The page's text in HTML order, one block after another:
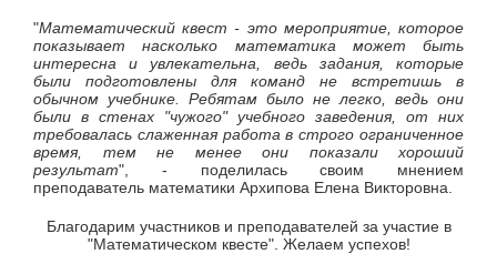
"Математический квест - это мероприятие, которое
показывает насколько математика может быть
интересна и увлекательна, ведь задания, которые
были подготовлены для команд не встретишь в
обычном учебнике. Ребятам было не легко, ведь они
были в стенах "чужого" учебного заведения, от них
требовалась слаженная работа в строго ограниченное
время, тем не менее они показали хороший
результат", - поделилась своим мнением
преподаватель математики Архипова Елена Викторовна.
Благодарим участников и преподавателей за участие в
"Математическом квесте". Желаем успехов!